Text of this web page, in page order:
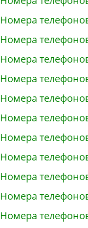
Номера
Номера
Номера
Номера
Номера
Номера
Номера
Номера
Номера
Номера
Номера